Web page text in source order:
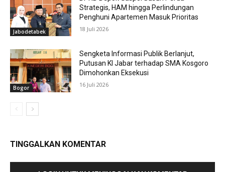
Jabodetabek
Strategis, HAM hingga Perlindungan
Penghuni Apartemen Masuk Prioritas
18 Juli 2026
Bogor
Sengketa Informasi Publik Berlanjut,
Putusan KI Jabar terhadap SMA Kosgoro
Dimohonkan Eksekusi
16 Juli 2026
TINGGALKAN KOMENTAR